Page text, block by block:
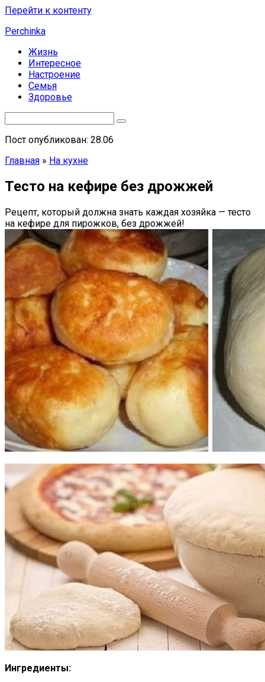
Перейти к контенту
Perchinka
Жизнь
Интересное
Настроение
Семья
Здоровье
Пост опубликован: 28.06
Главная » На кухне
Тесто на кефире без дрожжей
Рецепт, который должна знать каждая хозяйка — тесто
на кефире для пирожков, без дрожжей!
Ингредиенты: